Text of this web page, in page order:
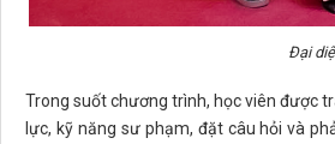
Đại
Trong suốt chương trình, học viên được
lực, kỹ năng sư phạm, đặt câu hỏi và